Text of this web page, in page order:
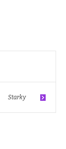
Starky